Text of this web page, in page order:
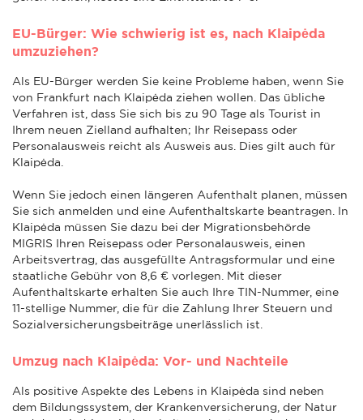
EU-Bürger: Wie schwierig ist es, nach Klaipėda
umzuziehen?
Als EU-Bürger werden Sie keine Probleme haben, wenn Sie
von Frankfurt nach Klaipėda ziehen wollen. Das übliche
Verfahren ist, dass Sie sich bis zu 90 Tage als Tourist in
Ihrem neuen Zielland aufhalten; Ihr Reisepass oder
Personalausweis reicht als Ausweis aus. Dies gilt auch für
Klaipėda.
Wenn Sie jedoch einen längeren Aufenthalt planen, müssen
Sie sich anmelden und eine Aufenthaltskarte beantragen. In
Klaipėda müssen Sie dazu bei der Migrationsbehörde
MIGRIS Ihren Reisepass oder Personalausweis, einen
Arbeitsvertrag, das ausgefüllte Antragsformular und eine
staatliche Gebühr von 8,6 € vorlegen. Mit dieser
Aufenthaltskarte erhalten Sie auch Ihre TIN-Nummer, eine
11-stellige Nummer, die für die Zahlung Ihrer Steuern und
Sozialversicherungsbeiträge unerlässlich ist.
Umzug nach Klaipėda: Vor- und Nachteile
Als positive Aspekte des Lebens in Klaipėda sind neben
dem Bildungssystem, der Krankenversicherung, der Natur